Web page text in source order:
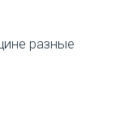
разные